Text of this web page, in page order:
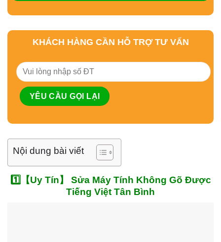
KHÁCH HÀNG CẦN HỖ TRỢ TƯ VẤN
Nội dung bài viết
1️⃣【Uy Tín】 Sửa Máy Tính Không Gõ Được
Tiếng Việt Tân Bình